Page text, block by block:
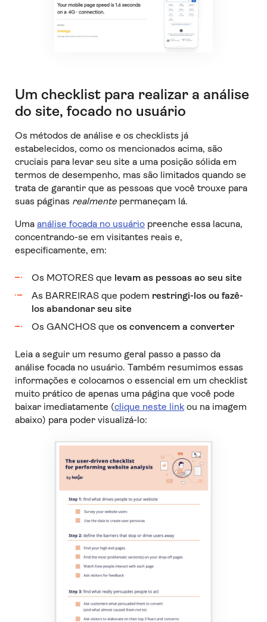
Um checklist para realizar a análise
do site, focado no usuário
Os métodos de análise e os checklists já
estabelecidos, como os mencionados acima, são
cruciais para levar seu site a uma posição sólida em
termos de desempenho, mas são limitados quando se
trata de garantir que as pessoas que você trouxe para
suas páginas realmentepermaneçam lá.
Uma análise focada no usuáriopreenche essa lacuna,
concentrando-se em visitantes reais e,
especificamente, em:
Os MOTORES que levam as pessoas ao seu site
As BARREIRAS que podem restringi-los ou fazê-
los abandonar seu site
Os GANCHOS que os convencem a converter
Leia a seguir um resumo geral passo a passo da
análise focada no usuário. Também resumimos essas
informações e colocamos o essencial em um checklist
muito prático de apenas uma página que você pode
baixar imediatamente (clique neste linkou na imagem
abaixo) para poder visualizá-lo: